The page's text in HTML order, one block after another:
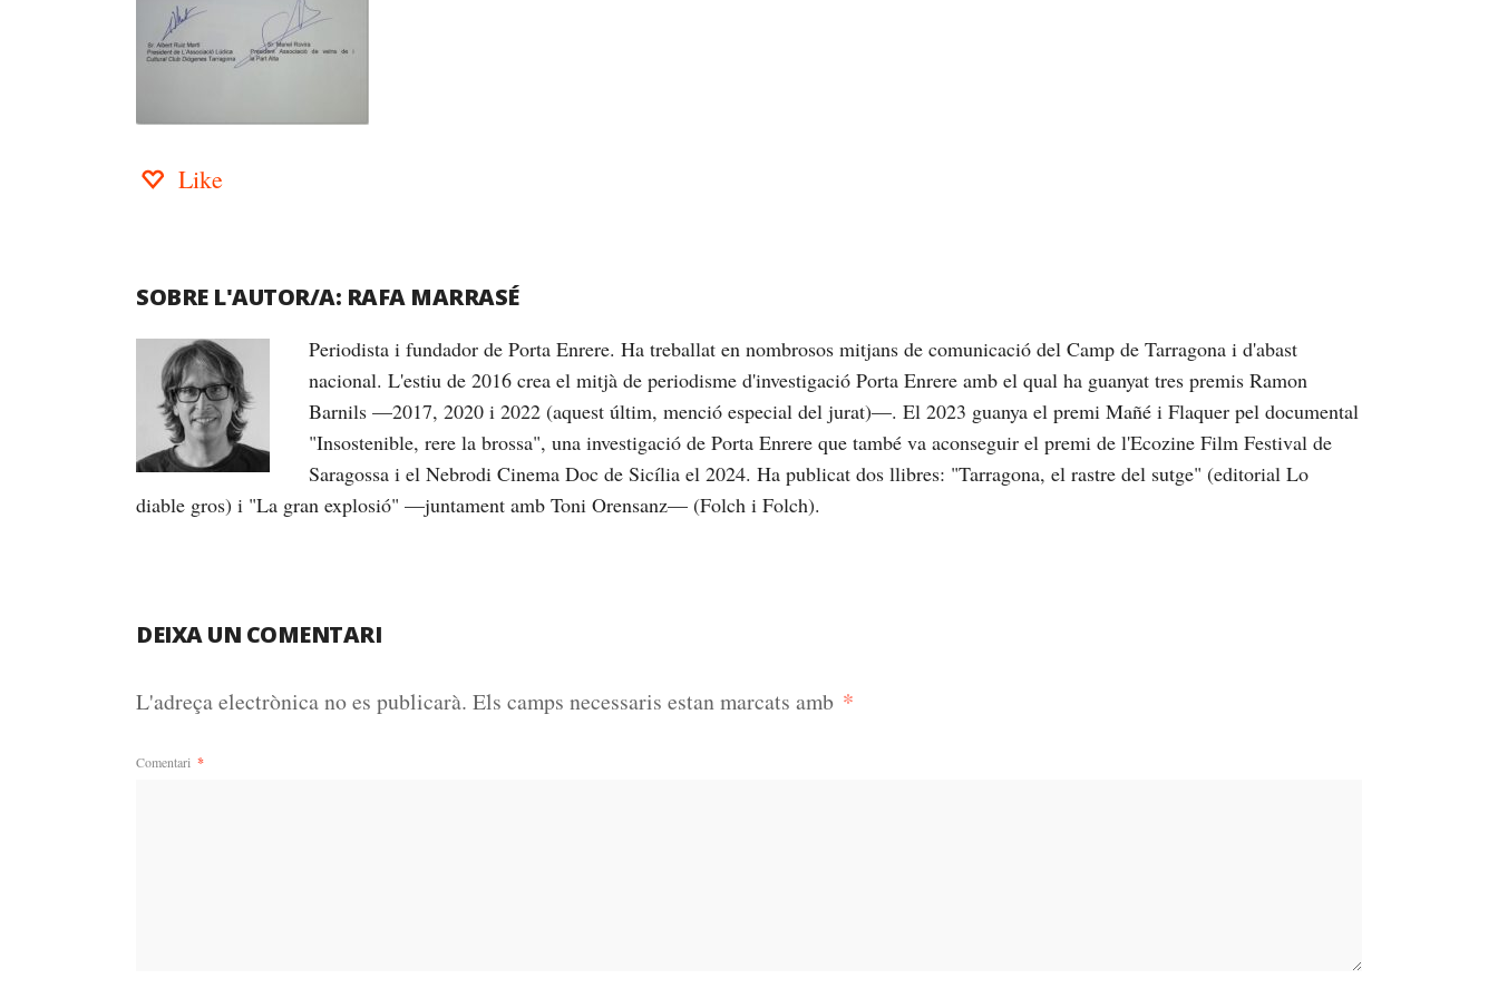
Like
SOBRE L'AUTOR/A: RAFA MARRASÉ
Periodista i fundador de Porta Enrere. Ha treballat en nombrosos mitjans de comunicació del Camp de Tarragona i d'abast
nacional. L'estiu de 2016 crea el mitjà de periodisme d'investigació Porta Enrere amb el qual ha guanyat tres premis Ramon
Barnils —2017, 2020 i 2022 (aquest últim, menció especial del jurat)—. El 2023 guanya el premi Mañé i Flaquer pel documental
"Insostenible, rere la brossa", una investigació de Porta Enrere que també va aconseguir el premi de l'Ecozine Film Festival de
Saragossa i el Nebrodi Cinema Doc de Sicília el 2024. Ha publicat dos llibres: "Tarragona, el rastre del sutge" (editorial Lo
diable gros) i "La gran explosió" —juntament amb Toni Orensanz— (Folch i Folch).
DEIXA UN COMENTARI
L'adreça electrònica no es publicarà. Els camps necessaris estan marcats amb *
Comentari *